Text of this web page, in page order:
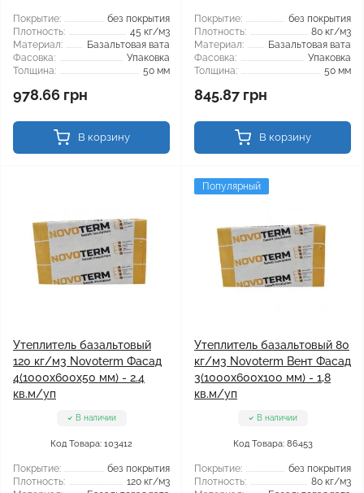
Покрытие:
без покрытия
Плотность:
45 кг/м3
Материал:
Базальтовая вата
Фасовка:
Упаковка
Толщина:
50 мм
978.66 грн
В корзину
Покрытие:
без покрытия
Плотность:
80 кг/м3
Материал:
Базальтовая вата
Фасовка:
Упаковка
Толщина:
50 мм
845.87 грн
В корзину
Утеплитель базальтовый
120 кг/м3 Novoterm Фасад
4(1000x600x50 мм) - 2.4
кв.м/уп
В наличии
Код Товара: 103412
Покрытие:
без покрытия
Плотность:
120 кг/м3
Популярный
Утеплитель базальтовый 80
кг/м3 Novoterm Вент Фасад
3(1000x600x100 мм) - 1,8
кв.м/уп
В наличии
Код Товара: 86453
Покрытие:
без покрытия
Плотность:
80 кг/м3